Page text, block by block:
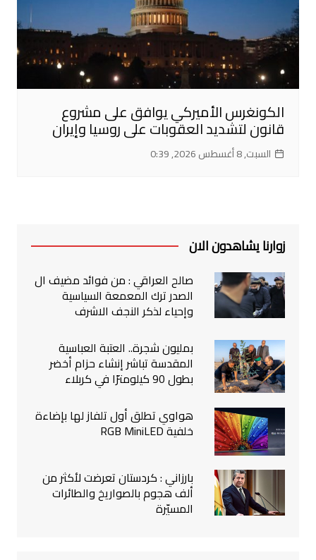
الكونغرس الأميركي يوافق على مشروع
قانون لتشديد العقوبات على روسيا وإيران
السبت, 8 أغسطس 2026, 0:39
زوارنا يشاهدون الان
صالح العراقي : من فوائد مضيف ال
الصدر ترك المعمعة السياسية
وإحياء لذكر النجف الاشرف
بمليون شجرة.. العتبة العباسية
المقدسة تباشر إنشاء حزام أخضر
بطول 90 كيلومترًا في كربلاء
هواوي تطلق أول تلفاز لها بإضاءة
خلفية RGB MiniLED
بارزاني : كردستان تعرضت لأكثر من
ألف هجوم بالصواريخ والطائرات
المسيّرة